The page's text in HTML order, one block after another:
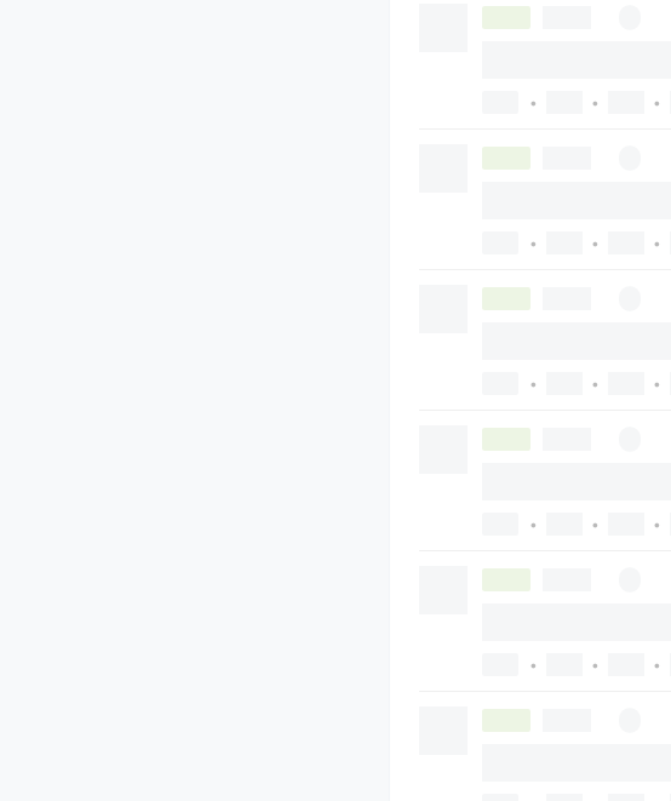
• • •
• • •
• • •
• • •
• • •